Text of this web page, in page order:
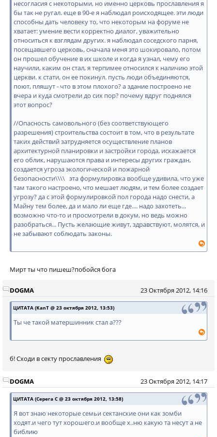
несогласия с некоторыми, но именно церковь прославления я
бы так не ругал. еще в 90-е я наблюдал роисходящее. эти люди
способны дать человеку то, что некоторым на форуме не
хватает: умение вести корректно диалог, уважительно
относиться к взглядам других. я наблюдал соседского парня,
посещавшего церковь, сначала меня это шокировало, потом
он прошел обучение в их школе и когда я узнал, чему его
научили, каким он стал, я терпимее относился к наличию этой
церкви. к стати, он ее покинул. пусть люди объединяются,
поют, пляшут - что в этом плохого? а здание построено не
вчера и куда смотрели до сих пор? почему вдруг поднялся
этот вопрос?
//Опасность самовольного (без соответствующего
разрешения) строительства состоит в том, что в результате
таких действий затрудняется осуществление планов
архитектурной планировки и застройки города, искажается
его облик, нарушаются права и интересы других граждан,
создается угроза экологической и пожарной
безопасности\\\\ эта формулировка вообще удивила, что уже
там такого настроено, что мешает людям, и тем более создает
угрозу? да с этой формулировкой пол города надо снести, а
Майну тем более, да и мало ли еще где.... надо захотеть...
возможно что-то и просмотрели в докум, но ведь можно
разобраться... Пусть желающие живут, здравствуют, молятся, и
не забывают соблюдать законы.
Мирт ты что пишеш?побойся бога
23 Октября 2012, 14:16
DOGMA
ЦИТАТА (KanT @ 23 октября 2012, 13:53)
Ты че такой матершинник стал а???
б! Сходи в секту прославления
23 Октября 2012, 14:17
DOGMA
ЦИТАТА (Серега С @ 23 октября 2012, 13:58)
Я вот знаю некоторые семьи сектанские они как зомби
ходят.и чего тут хорошего.и вообще х..ню какую та несут а не
библию